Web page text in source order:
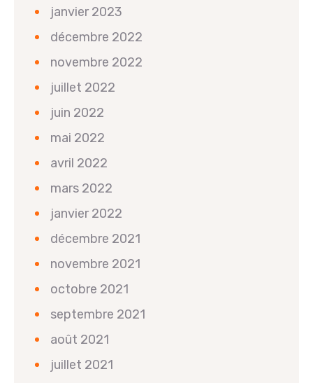
janvier 2023
décembre 2022
novembre 2022
juillet 2022
juin 2022
mai 2022
avril 2022
mars 2022
janvier 2022
décembre 2021
novembre 2021
octobre 2021
septembre 2021
août 2021
juillet 2021